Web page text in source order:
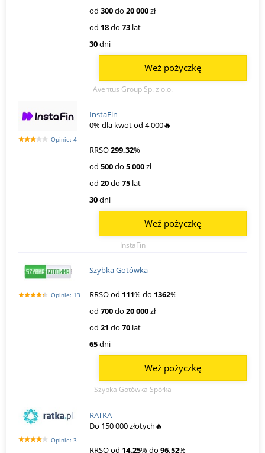
od 300do 20 000zł
od 18do 73 lat
30dni
Aventus Group Sp. z o.o.
Weź pożyczkę
Opinie: 4
InstaFin
0% dla kwot od 4 000🔥
RRSO299,32%
od 500do 5 000zł
od 20do 75 lat
30dni
InstaFin
Weź pożyczkę
Opinie: 13
Szybka Gotówka
RRSO od 111% do 1362%
od 700do 20 000zł
od 21 do 70 lat
65dni
Szybka Gotówka Spółka
Weź pożyczkę
Opinie: 3
RATKA
Do 150 000 złotych🔥
RRSO od 14.25% do 96.52%